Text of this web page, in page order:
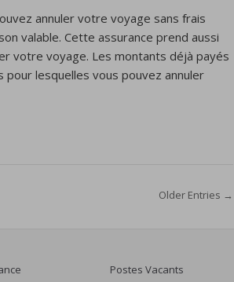
annuler votre voyage sans frais
valable. Cette assurance prend aussi
votre voyage. Les montants déjà payés
pour lesquelles vous pouvez annuler
Older Entries →
Postes Vacants